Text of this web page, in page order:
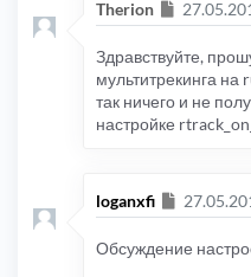
Therion
Здравствуйте,
мультитрекинга
так ничего и не
настройке
loganxfi
Обсуждение